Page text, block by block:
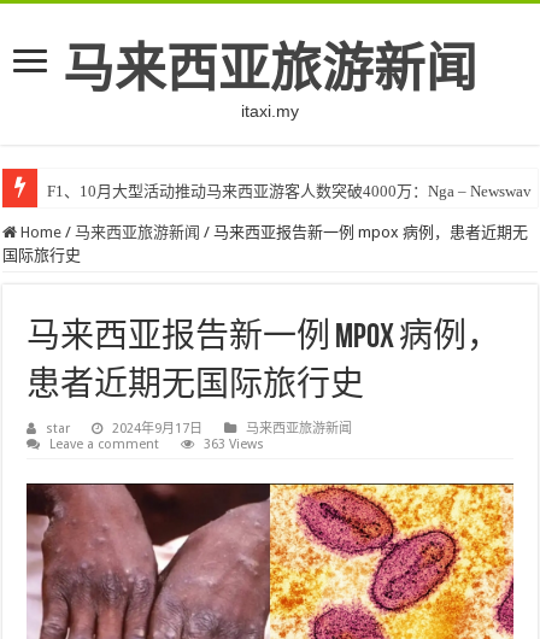
马来西亚旅游新闻
itaxi.my
F1、10月大型活动推动马来西亚游客人数突破4000万：Nga – Newswav
Home / 马来西亚旅游新闻 / 马来西亚报告新一例 mpox 病例，患者近期无
国际旅行史
马来西亚报告新一例 mpox 病例，
患者近期无国际旅行史
star 2024年9月17日
马来西亚旅游新闻
Leave a comment
363 Views